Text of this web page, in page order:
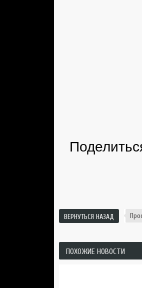
ВЕРНУТЬСЯ НАЗАД
ПОХОЖИЕ НОВОСТИ